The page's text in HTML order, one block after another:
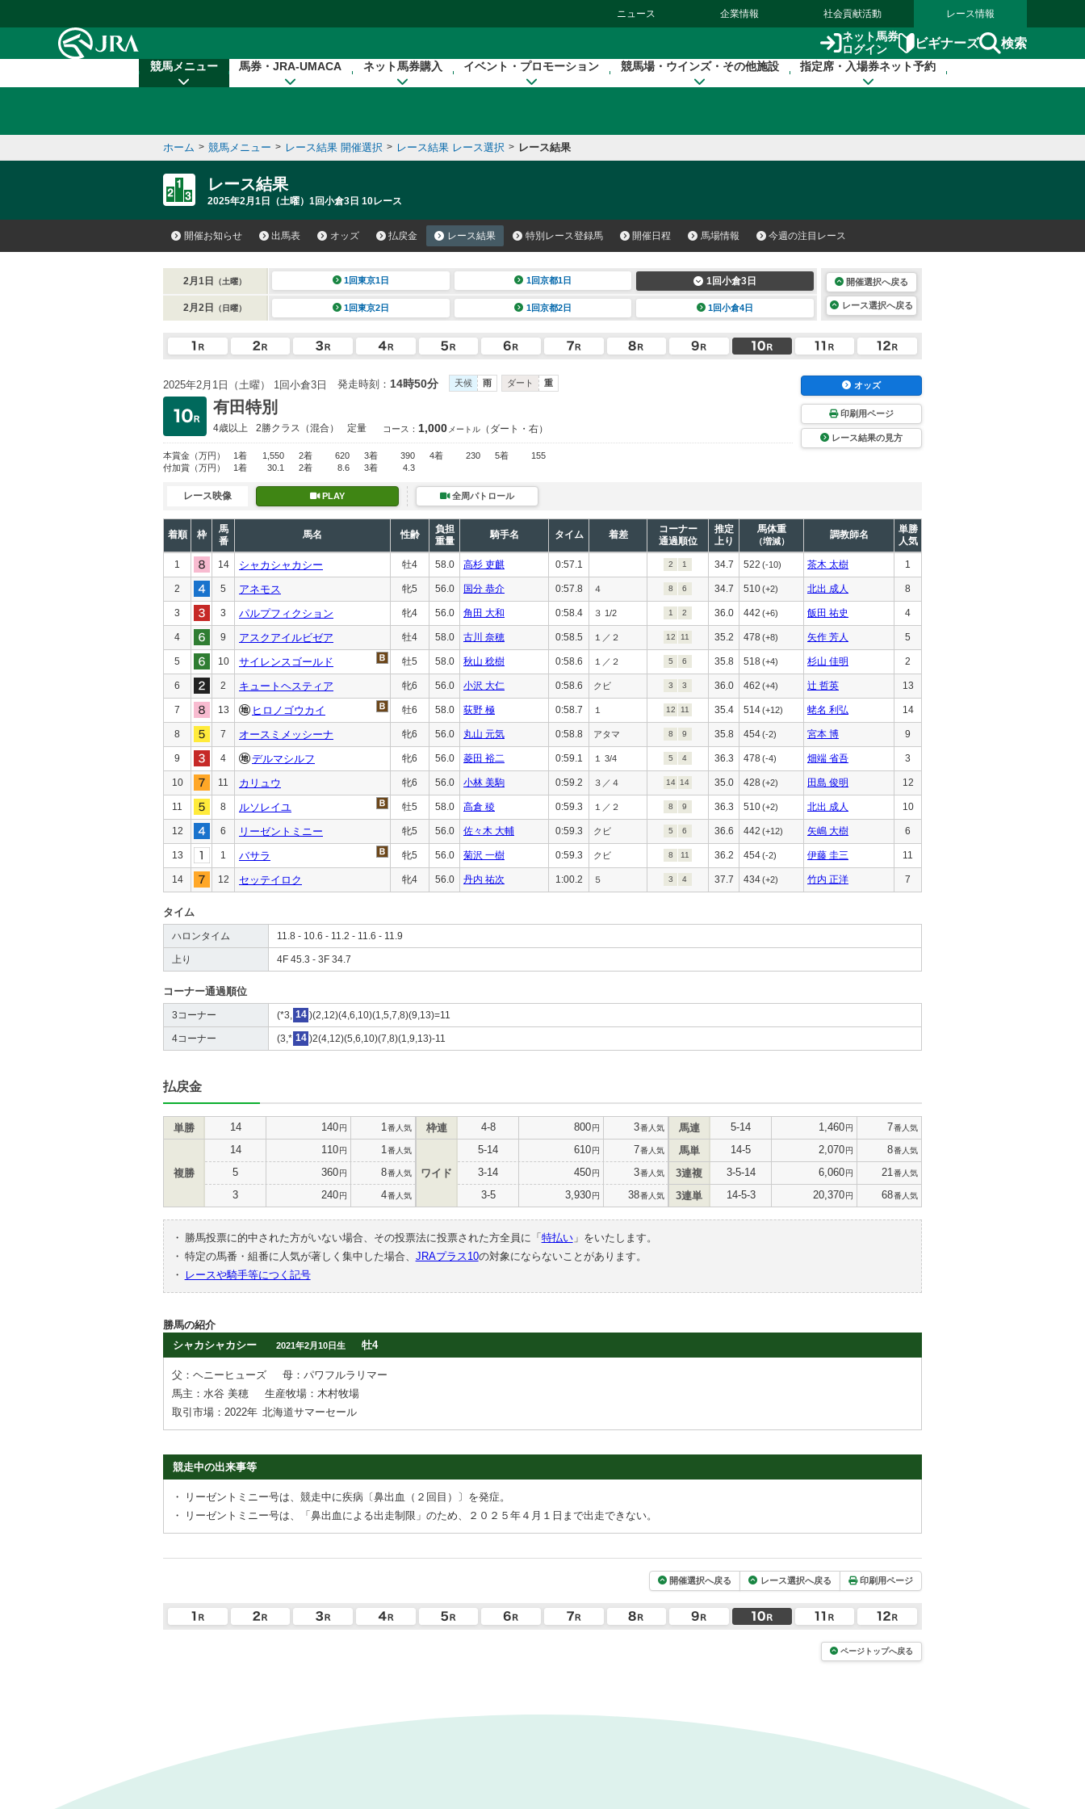
ニュース 企業情報 社会貢献活動 レース情報
ネット馬券
ログイン
ビギナーズ 検索
競馬メニュー 馬券・JRA-UMACA ネット馬券購入 イベント・プロモーション 競馬場・ウインズ・その他施設 指定席・入場券ネット予約
ホーム > 競馬メニュー > レース結果 開催選択 > レース結果 レース選択 > レース結果
レース結果
2025年2月1日（土曜）1回小倉3日 10レース
開催お知らせ 出馬表 オッズ 払戻金 レース結果 特別レース登録馬 開催日程 馬場情報 今週の注目レース
2月1日 （土曜） 1回東京1日 1回京都1日 1回小倉3日
2月2日 （日曜） 1回東京2日 1回京都2日 1回小倉4日
開催選択へ戻る
レース選択へ戻る
2025年2月1日（土曜） 1回小倉3日 発走時刻： 14時50分 天候 雨 ダート 重
有田特別
4歳以上 2勝クラス （混合） 定量 コース： 1,000 メートル （ダート・右）
本賞金 （万円） 1着 1,550 2着 620 3着 390 4着 230 5着
155
付加賞 （万円） 1着 30.1 2着 8.6 3着 4.3
オッズ
印刷用ページ
レース結果の見方
レース映像 PLAY 全周パトロール
着順 枠
馬
番
馬名 性齢
負担
重量
騎手名 タイム 着差
コーナー
通過順位
推定
上り
馬体重
（増減）
調教師名
単勝
人気
1 14 シャカシャカシー 牡4 58.0 高杉 吏麒 0:57.1 2 1 34.7 522 (-10) 茶木 太樹 1
2 5 アネモス 牝5 56.0 国分 恭介 0:57.8 ４ 8 6 34.7 510(+2) 北出 成人 8
3 3 パルプフィクション 牝4 56.0 角田 大和 0:58.4 ３ 1/2 1 2 36.0 442 (+6) 飯田 祐史 4
4 9 アスクアイルビゼア 牡4 58.0 古川 奈穂 0:58.5 １／２ 12 11 35.2 478 (+8) 矢作 芳人 5
5 10 サイレンスゴールド 牡5 58.0 秋山 稔樹 0:58.6 １／２ 5 6 35.8 518(+4) 杉山 佳明 2
6 2 キュートヘスティア 牝6 56.0 小沢 大仁 0:58.6 クビ 3 3 36.0 462 (+4) 辻 哲英 13
7 13 ヒロノゴウカイ 牡6 58.0 荻野 極 0:58.7 １ 12 11 35.4 514(+12) 蛯名 利弘 14
8 7 オースミメッシーナ 牝6 56.0 丸山 元気 0:58.8 アタマ 8 9 35.8 454(-2) 宮本 博 9
9 4 デルマシルフ 牝6 56.0 菱田 裕二 0:59.1 １ 3/4 5 4 36.3 478(-4) 畑端 省吾 3
10 11 カリュウ 牝6 56.0 小林 美駒 0:59.2 ３／４ 14 14 35.0 428 (+2) 田島 俊明 12
11 8 ルソレイユ 牡5 58.0 高倉 稜 0:59.3 １／２ 8 9 36.3 510(+2) 北出 成人 10
12 6 リーゼントミニー 牝5 56.0 佐々木 大輔 0:59.3 クビ 5 6 36.6 442 (+12) 矢嶋 大樹 6
13 1 バサラ 牝5 56.0 菊沢 一樹 0:59.3 クビ 8 11 36.2 454(-2) 伊藤 圭三 11
14 12 セッテイロク 牝4 56.0 丹内 祐次 1:00.2 ５ 3 4 37.7 434(+2) 竹内 正洋 7
タイム
ハロンタイム 11.8 - 10.6 - 11.2 - 11.6 - 11.9
上り 4F 45.3 - 3F 34.7
コーナー通過順位
3コーナー (*3, 14 )(2,12)(4,6,10)(1,5,7,8)(9,13)=11
4コーナー (3,* 14 )2(4,12)(5,6,10)(7,8)(1,9,13)-11
払戻金
単勝 14 140円 1 番人気
複勝
14 110円 1 番人気
5 360円 8番人気
3 240円 4番人気
枠連 4-8 800円 3番人気
ワイド
5-14 610円 7番人気
3-14 450円 3番人気
3-5 3,930円 38番人気
馬連 5-14 1,460円 7番人気
馬単 14-5 2,070円 8番人気
3連複 3-5-14 6,060円 21 番人気
3連単 14-5-3 20,370円 68番人気
・ 勝馬投票に的中された方がいない場合、その投票法に投票された方全員に「 特払い」をいたします。
・ 特定の馬番・組番に人気が著しく集中した場合、 JRAプラス10の対象にならないことがあります。
・
レースや騎手等につく記号
勝馬の紹介
シャカシャカシー
2021年2月10日生 牡4
父：ヘニーヒューズ
母：パワフルラリマー
馬主：水谷 美穂
生産牧場：木村牧場
取引市場：2022年 北海道サマーセール
競走中の出来事等
・
リーゼントミニー号は、競走中に疾病〔鼻出血（２回目）〕を発症。
・
リーゼントミニー号は、「鼻出血による出走制限」のため、２０２５年４月１日まで出走できない。
開催選択へ戻る レース選択へ戻る 印刷用ページ
ページトップへ戻る